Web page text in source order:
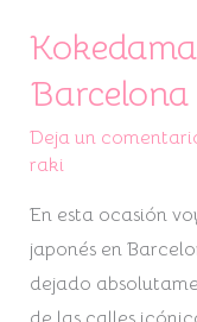
Barcelona
Deja un
raki
En esta ocasión
japonés en
dejado
Kokedama
ramen
Barcelona